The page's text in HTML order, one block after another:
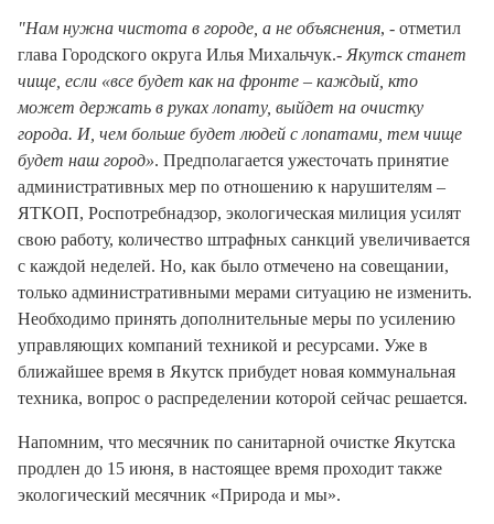
"Нам нужна чистота в городе, а не объяснения, - отметил
глава Городского округа Илья Михальчук.- Якутск станет
чище, если «все будет как на фронте – каждый, кто
может держать в руках лопату, выйдет на очистку
города. И, чем больше будет людей с лопатами, тем чище
будет наш город». Предполагается ужесточать принятие
административных мер по отношению к нарушителям –
ЯТКОП, Роспотребнадзор, экологическая милиция усилят
свою работу, количество штрафных санкций увеличивается
с каждой неделей. Но, как было отмечено на совещании,
только административными мерами ситуацию не изменить.
Необходимо принять дополнительные меры по усилению
управляющих компаний техникой и ресурсами. Уже в
ближайшее время в Якутск прибудет новая коммунальная
техника, вопрос о распределении которой сейчас решается.
Напомним, что месячник по санитарной очистке Якутска
продлен до 15 июня, в настоящее время проходит также
экологический месячник «Природа и мы».